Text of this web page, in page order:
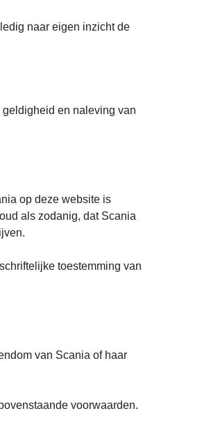
naar eigen inzicht de
en naleving van
op deze website is
als zodanig, dat Scania
toestemming van
van Scania of haar
voorwaarden.